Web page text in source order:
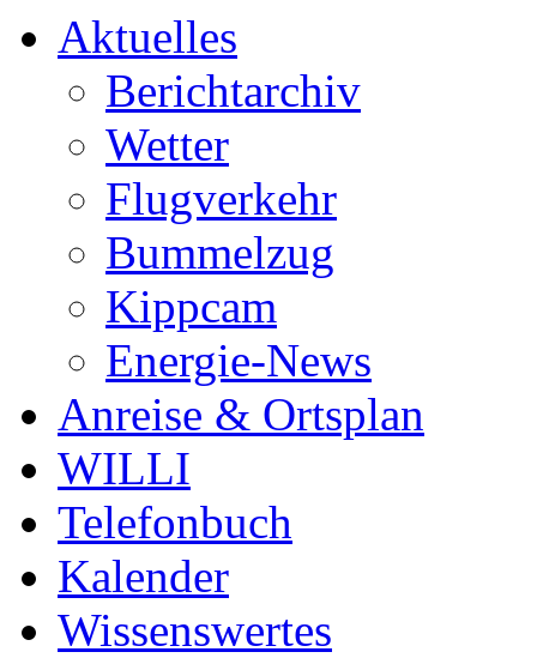
Aktuelles
Berichtarchiv
Wetter
Flugverkehr
Bummelzug
Kippcam
Energie-News
Anreise & Ortsplan
WILLI
Telefonbuch
Kalender
Wissenswertes